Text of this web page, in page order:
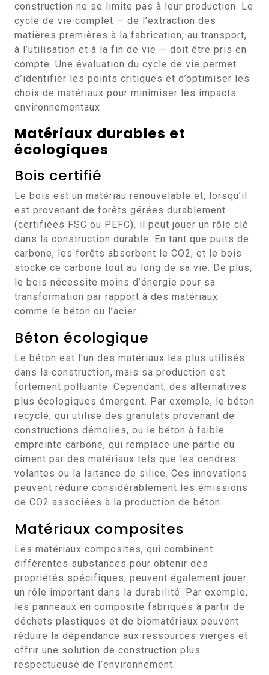
construction ne se limite pas à leur production. Le
cycle de vie complet — de l’extraction des
matières premières à la fabrication, au transport,
à l’utilisation et à la fin de vie — doit être pris en
compte. Une évaluation du cycle de vie permet
d’identifier les points critiques et d’optimiser les
choix de matériaux pour minimiser les impacts
environnementaux.
Matériaux durables et
écologiques
Bois certifié
Le bois est un matériau renouvelable et, lorsqu’il
est provenant de forêts gérées durablement
(certifiées FSC ou PEFC), il peut jouer un rôle clé
dans la construction durable. En tant que puits de
carbone, les forêts absorbent le CO2, et le bois
stocke ce carbone tout au long de sa vie. De plus,
le bois nécessite moins d’énergie pour sa
transformation par rapport à des matériaux
comme le béton ou l’acier.
Béton écologique
Le béton est l’un des matériaux les plus utilisés
dans la construction, mais sa production est
fortement polluante. Cependant, des alternatives
plus écologiques émergent. Par exemple, le béton
recyclé, qui utilise des granulats provenant de
constructions démolies, ou le béton à faible
empreinte carbone, qui remplace une partie du
ciment par des matériaux tels que les cendres
volantes ou la laitance de silice. Ces innovations
peuvent réduire considérablement les émissions
de CO2 associées à la production de béton.
Matériaux composites
Les matériaux composites, qui combinent
différentes substances pour obtenir des
propriétés spécifiques, peuvent également jouer
un rôle important dans la durabilité. Par exemple,
les panneaux en composite fabriqués à partir de
déchets plastiques et de biomatériaux peuvent
réduire la dépendance aux ressources vierges et
offrir une solution de construction plus
respectueuse de l’environnement.